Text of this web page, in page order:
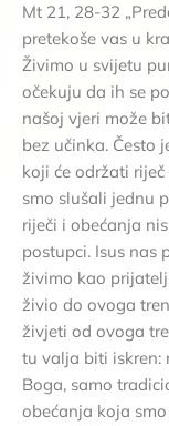
Mt 21, 28-32
pretekoše vas u
Živimo u svijetu
očekuju da ih se
našoj vjeri može
bez učinka. Često
koji će održati
smo slušali jednu
riječi i obećanja
postupci. Isus nas
živimo kao
živio do ovoga
živjeti od ovoga
tu valja biti iskren:
Boga, samo
obećanja koja